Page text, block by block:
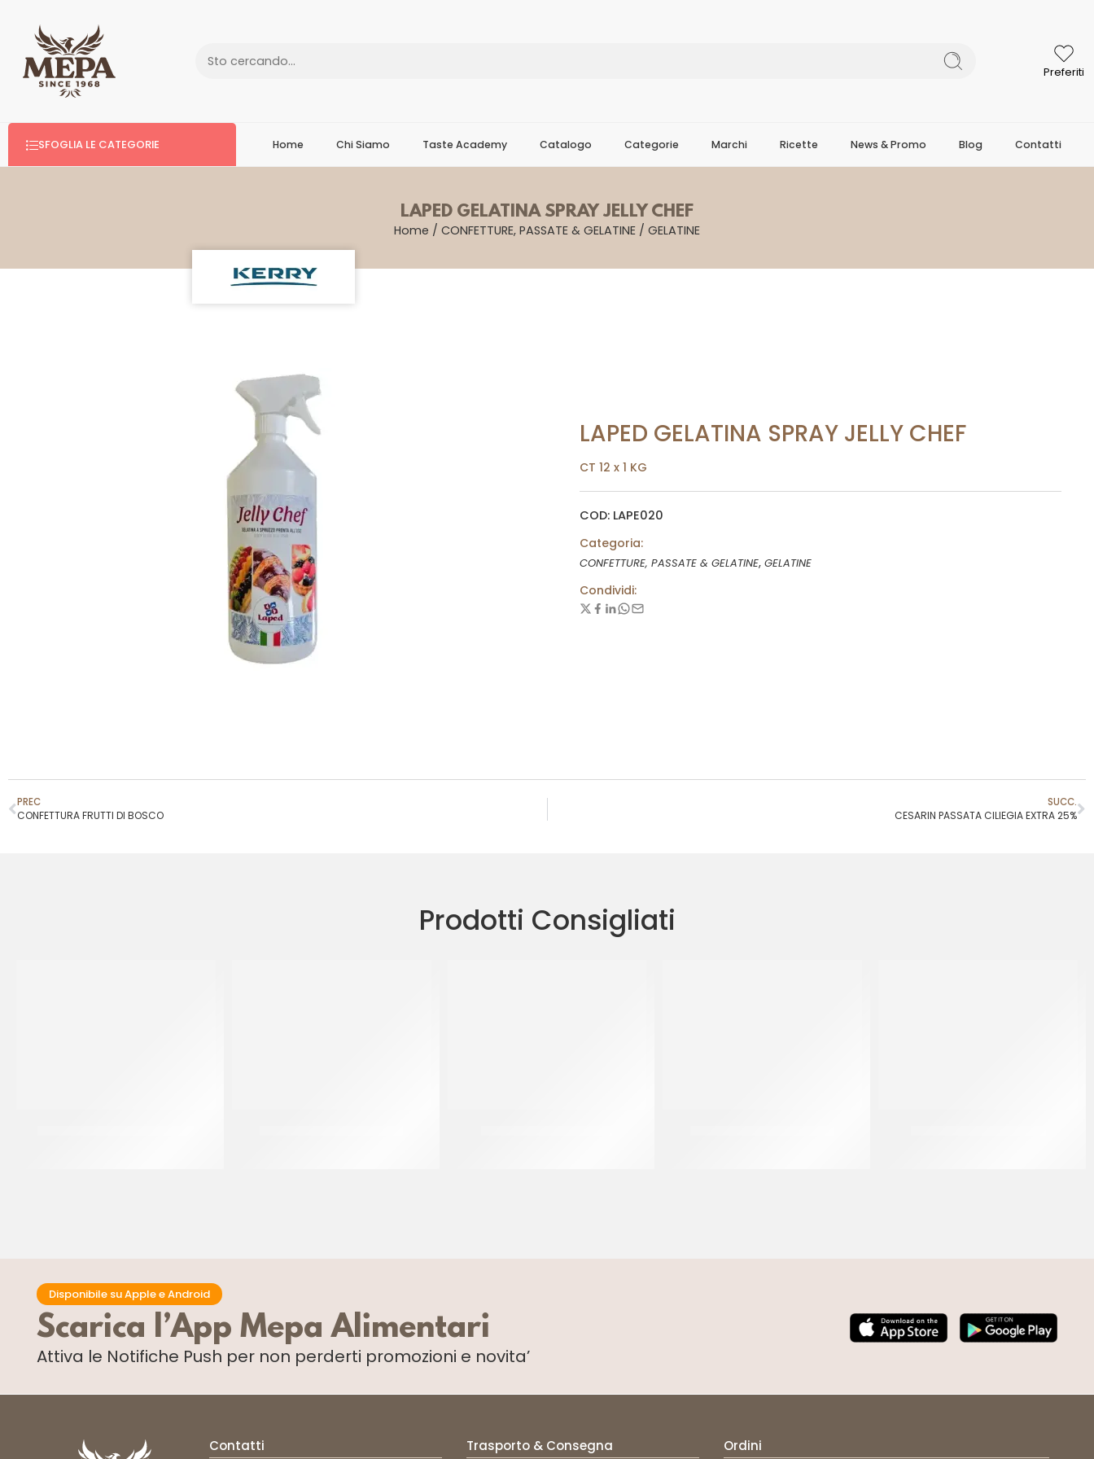
Preferiti
SFOGLIA LE CATEGORIE Home Chi Siamo Taste Academy Catalogo Categorie Marchi Ricette News & Promo Blog Contatti
LAPED GELATINA SPRAY JELLY CHEF
Home / CONFETTURE, PASSATE & GELATINE / GELATINE
LAPED GELATINA SPRAY JELLY CHEF
CT 12 x 1 KG
COD: LAPE020
Categoria:
CONFETTURE, PASSATE & GELATINE, GELATINE
Condividi:
PREC
CONFETTURA FRUTTI DI BOSCO
SUCC.
CESARIN PASSATA CILIEGIA EXTRA 25%
Prodotti Consigliati
Disponibile su Apple e Android
Scarica l’App Mepa Alimentari
Attiva le Notifiche Push per non perderti promozioni e novita’
Contatti Trasporto & Consegna Ordini